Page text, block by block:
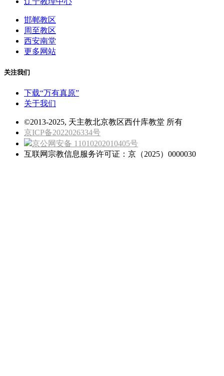
邯郸教区
周至教区
西安南堂
更多网站
关注我们
下载“万有真原”
关于我们
©2013-2025, 天主教北京教区西什库教堂 所有
京ICP备2022026334号
京公网安备 11010202010405号
互联网宗教信息服务许可证：京（2025）0000030